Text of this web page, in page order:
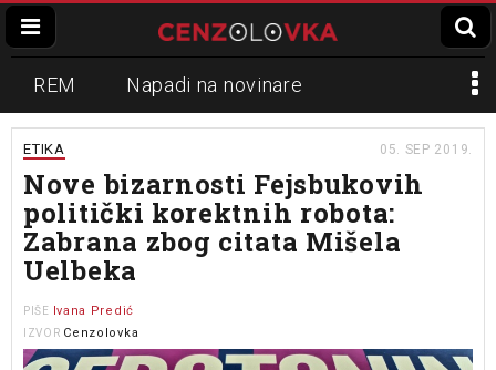
REM Napadi na novinare
Zvučni top
Propaganda Lokalni mediji
Informer Slavko Ćuruvija
ETIKA 05. SEP 2019.
Nove bizarnosti Fejsbukovih
politički korektnih robota:
Zabrana zbog citata Mišela
Uelbeka
PIŠE Ivana Predić
IZVOR Cenzolovka